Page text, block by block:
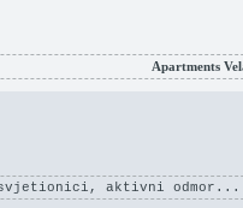
Apartments
svjetionici, aktivni odmor...